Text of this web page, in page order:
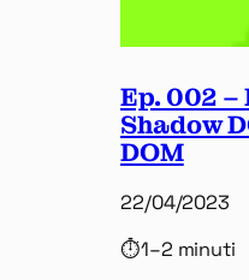
Ep. 002 –
Shadow
DOM
22/04/2023
⏱1–2 minuti